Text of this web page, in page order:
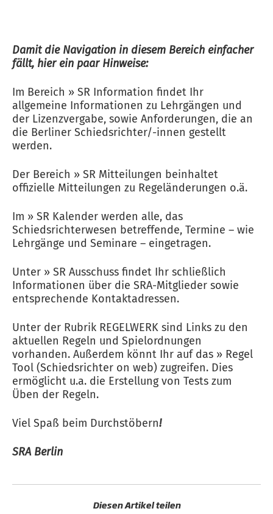
Damit die Navigation in diesem Bereich einfacher
fällt, hier ein paar Hinweise:
Im Bereich » SR Information findet Ihr
allgemeine Informationen zu Lehrgängen und
der Lizenzvergabe, sowie Anforderungen, die an
die Berliner Schiedsrichter/-innen gestellt
werden.
Der Bereich » SR Mitteilungen beinhaltet
offizielle Mitteilungen zu Regeländerungen o.ä.
Im » SR Kalender werden alle, das
Schiedsrichterwesen betreffende, Termine – wie
Lehrgänge und Seminare – eingetragen.
Unter » SR Ausschuss findet Ihr schließlich
Informationen über die SRA-Mitglieder sowie
entsprechende Kontaktadressen.
Unter der Rubrik REGELWERK sind Links zu den
aktuellen Regeln und Spielordnungen
vorhanden. Außerdem könnt Ihr auf das » Regel
Tool (Schiedsrichter on web) zugreifen. Dies
ermöglicht u.a. die Erstellung von Tests zum
Üben der Regeln.
Viel Spaß beim Durchstöbern!
SRA Berlin
Diesen Artikel teilen